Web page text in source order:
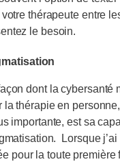
thérapeute entre
le besoin.
dont la cybersanté
la thérapie en
importante, est sa
Lorsque j’ai
pour la toute première